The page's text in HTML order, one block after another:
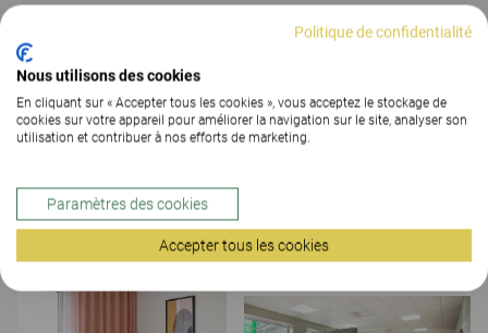
Politique de confidentialité
Nous utilisons des cookies
En cliquant sur « Accepter tous les cookies », vous acceptez le stockage de
cookies sur votre appareil pour améliorer la navigation sur le site, analyser son
utilisation et contribuer à nos efforts de marketing.
Paramètres des cookies
Accepter tous les cookies